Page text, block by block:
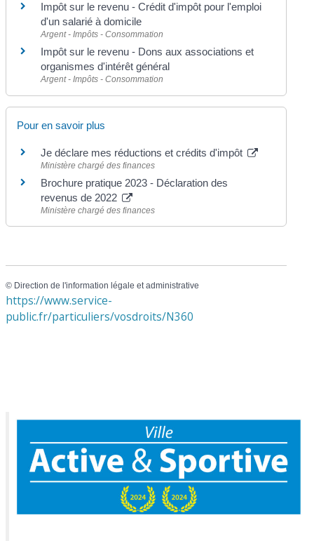
Impôt sur le revenu - Crédit d'impôt pour l'emploi
d'un salarié à domicile
Argent - Impôts - Consommation
Impôt sur le revenu - Dons aux associations et
organismes d'intérêt général
Argent - Impôts - Consommation
Pour en savoir plus
Je déclare mes réductions et crédits d'impôt
Ministère chargé des finances
Brochure pratique 2023 - Déclaration des
revenus de 2022
Ministère chargé des finances
© Direction de l'information légale et administrative
https://www.service-
public.fr/particuliers/vosdroits/N360